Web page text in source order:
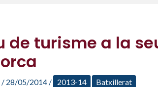
de turisme a la
/ 28/05/2014 / 2013-14 Batxillerat